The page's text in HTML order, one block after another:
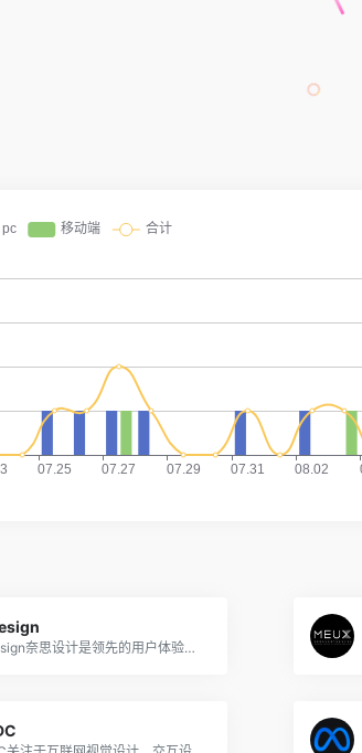
Nice Design奈思设计是领先的用户体验设计与互联网品牌建设公司